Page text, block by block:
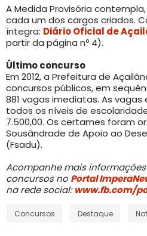
A Medida Provisória
cada um dos cargos criados.
íntegra: Diário Oficial de
partir da página nº 4).
Último concurso
Em 2012, a Prefeitura de
concursos públicos, em
881 vagas imediatas. As
todos os níveis de
7.500,00. Os certames foram
Sousândrade de Apoio ao
(Fsadu).
Acompanhe mais
concursos noPortal
na rede social:www.fb.com/
Concursos Destaque